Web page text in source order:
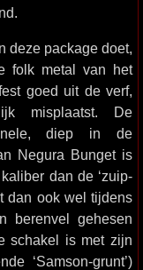
deze package doet,
folk metal van het
goed uit de verf,
misplaatst. De
diep in de
Negura Bunget is
dan de ‘zuip-
dan ook wel tijdens
berenvel gehesen
schakel is met zijn
‘Samson-grunt’)